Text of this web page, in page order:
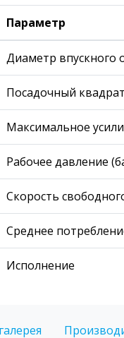
Параметр
Диаметр впускного
Посадочный
Максимальное
Рабочее давление
Скорость
Среднее
Исполнение